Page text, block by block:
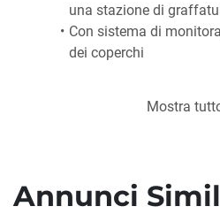
una stazione di
Con sistema di
dei coperchi
Produzione massima
flaconi/h (a seconda del
Mostra
Annunci